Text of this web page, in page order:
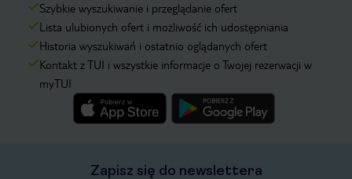
Szybkie wyszukiwanie i przeglądanie ofert
Lista ulubionych ofert i możliwość ich udostępniania
Historia wyszukiwań i ostatnio oglądanych ofert
Kontakt z TUI i wszystkie informacje o Twojej rezerwacji w
myTUI
Zapisz się do newslettera